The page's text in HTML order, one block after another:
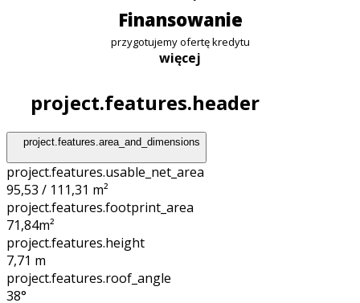
finansowanie
przygotujemy ofertę kredytu
więcej
project.features.header
project.features.area_and_dimensions
project.features.usable_net_area
95,53 / 111,31 m²
project.features.footprint_area
71,84m²
project.features.height
7,71 m
project.features.roof_angle
38°